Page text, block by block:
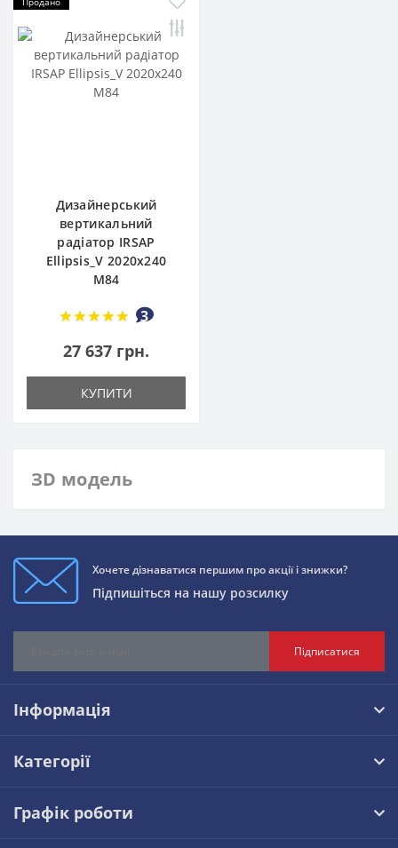
Дизайнерський
вертикальний
радіатор IRSAP
Ellipsis_V 2020x240
M84
3
27 637 грн.
КУПИТИ
ЗD модель
Хочете дізнаватися першим про акції і знижки?
Підпишіться на нашу розсилку
Підписатися
Інформація
Категорії
Графік роботи